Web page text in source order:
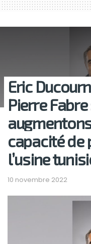
Eric
Pierre Fabre
capacité de
l’usine
10 novembre 2022